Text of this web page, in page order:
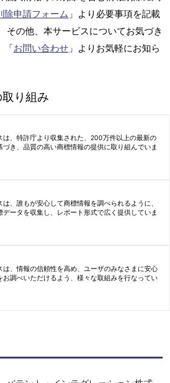
除申請フォーム 」より必要事項を記載
その他、本サービスについてお気づき
「お問い合わせ 」よりお気軽にお知ら
り組み
は、特許庁より収集された、200万件以上の最新の
づき、品質の高い商標情報の提供に取り組んでいま
は、誰もが安心して商標情報を調べられるように、
データを収集し、レポート形式で広く提供していま
は、情報の信頼性を高め、ユーザのみなさまに安心
お調べいただけるよう、様々な取組みを行なってい